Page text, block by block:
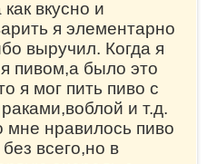
вкусно и
я элементарно
выручил. Когда я
пивом,а было это
я мог пить пиво с
и т.д.
мне нравилось пиво
всего,но в